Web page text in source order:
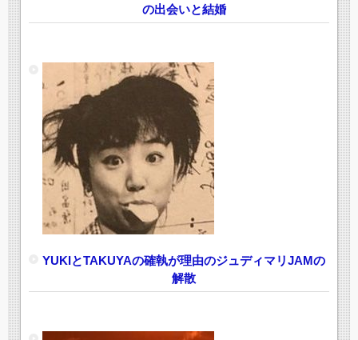
の出会いと結婚
YUKIとTAKUYAの確執が理由のジュディマリJAMの
解散